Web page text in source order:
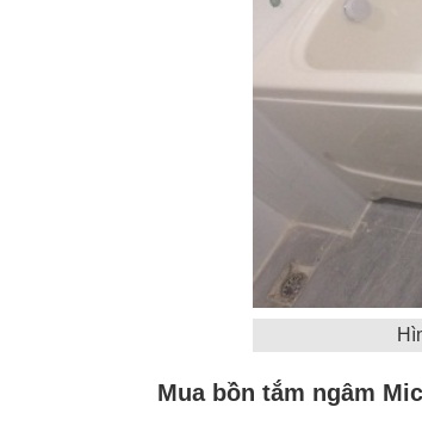
Mua bồn tắm ngâm